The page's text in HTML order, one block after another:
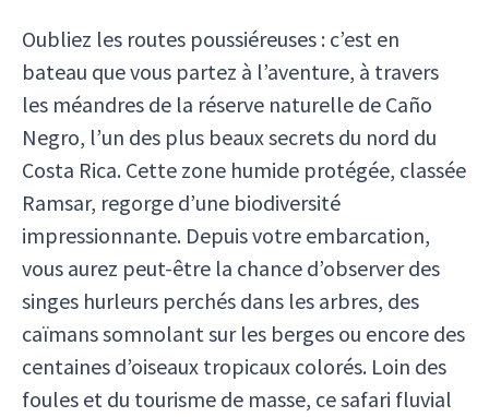
Oubliez les routes poussiéreuses : c’est en
bateau que vous partez à l’aventure, à travers
les méandres de la réserve naturelle de Caño
Negro, l’un des plus beaux secrets du nord du
Costa Rica. Cette zone humide protégée, classée
Ramsar, regorge d’une biodiversité
impressionnante. Depuis votre embarcation,
vous aurez peut-être la chance d’observer des
singes hurleurs perchés dans les arbres, des
caïmans somnolant sur les berges ou encore des
centaines d’oiseaux tropicaux colorés. Loin des
foules et du tourisme de masse, ce safari fluvial